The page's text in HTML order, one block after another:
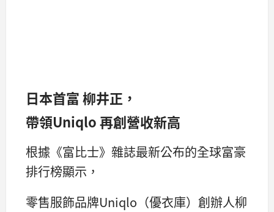
日本首富 柳井正，
帶領Uniqlo 再創營收新高
根據《富比士》雜誌最新公布的全球富豪
排行榜顯示，
零售服飾品牌Uniqlo（優衣庫）創辦人柳